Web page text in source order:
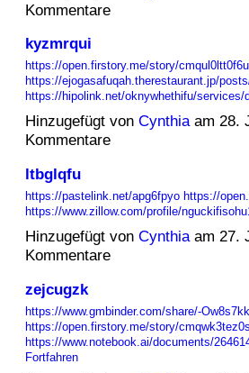
Kommentare
kyzmrqui
https://open.firstory.me/story/
https://ejogasafuqah.therestaurant.jp/
https://hipolink.net/oknywhethifu/
Hinzugefügt von Cynthiaam 28.
Kommentare
ltbglqfu
https://pastelink.net/apg6fpyo https://
https://www.zillow.com/profile/
Hinzugefügt von Cynthiaam 27.
Kommentare
zejcugzk
https://www.gmbinder.com/share/-
https://open.firstory.me/story/
https://www.notebook.ai/documents/
Fortfahren